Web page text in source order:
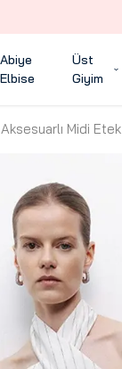
Abiye
Elbise
Üst
Giyim
Midi Etek